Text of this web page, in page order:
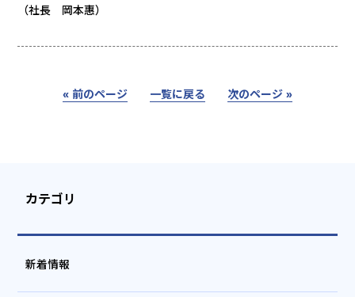
（社長 岡本惠）
« 前のページ 一覧に戻る 次のページ »
カテゴリ
新着情報